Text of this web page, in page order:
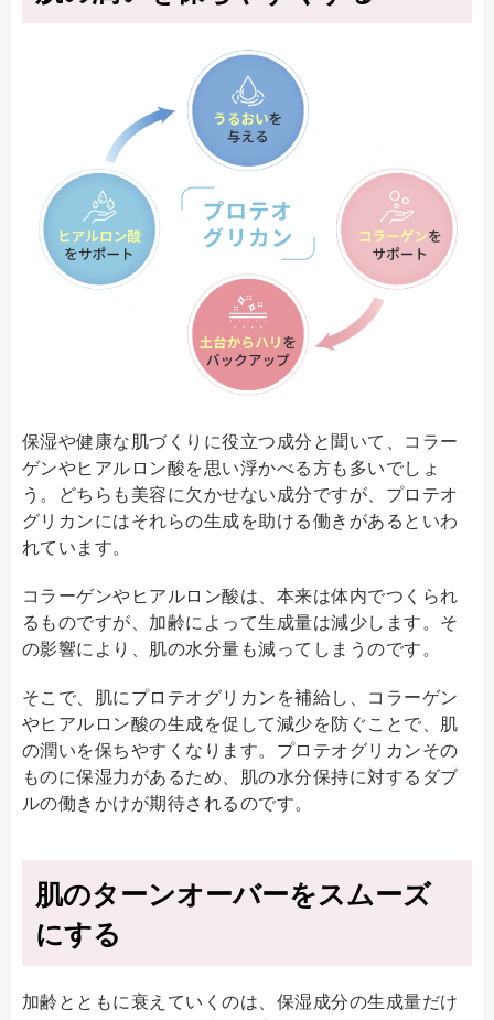
保湿や健康な肌づくりに役立つ成分と聞いて、コラー
ゲンやヒアルロン酸を思い浮かべる方も多いでしょ
う。どちらも美容に欠かせない成分ですが、プロテオ
グリカンにはそれらの生成を助ける働きがあるといわ
れています。
コラーゲンやヒアルロン酸は、本来は体内でつくられ
るものですが、加齢によって生成量は減少します。そ
の影響により、肌の水分量も減ってしまうのです。
そこで、肌にプロテオグリカンを補給し、コラーゲン
やヒアルロン酸の生成を促して減少を防ぐことで、肌
の潤いを保ちやすくなります。プロテオグリカンその
ものに保湿力があるため、肌の水分保持に対するダブ
ルの働きかけが期待されるのです。
肌のターンオーバーをスムーズ
にする
加齢とともに衰えていくのは、保湿成分の生成量だけ